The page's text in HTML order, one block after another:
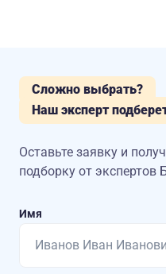
Сложно выбрать?
Наш эксперт
Оставьте заявку и
подборку от
Имя